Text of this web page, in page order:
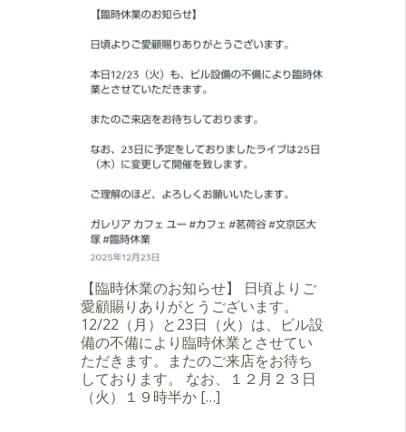
【臨時休業のお知らせ】 日頃よりご
愛顧賜りありがとうございます。
12/22（月）と23日（火）は、ビル設
備の不備により臨時休業とさせてい
ただきます。またのご来店をお待ち
しております。 なお、１２月２３日
（火）１９時半か […]